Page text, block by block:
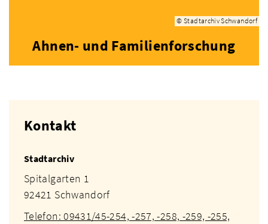
© Stadtarchiv Schwandorf
Ahnen- und Familienforschung
Kontakt
Stadtarchiv
Spitalgarten 1
92421 Schwandorf
Telefon: 09431/45-254, -257, -258, -259, -255,